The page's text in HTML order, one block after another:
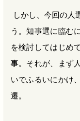
しかし、今回の人
う。知事選に臨む
を検討してはじめ
事。それが、まず
いでふるいにかけ
遷。